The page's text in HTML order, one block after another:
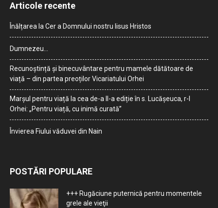
Articole recente
Înălțarea la Cer a Domnului nostru Iisus Hristos
Dumnezeu…
Recunoștință și binecuvântare pentru mamele dătătoare de
viață – din partea preoților Vicariatului Orhei
Marșul pentru viață la cea de-a II-a ediție în s. Lucășeuca, r-l
Orhei: „Pentru viață, cu inimă curată”
Învierea Fiului văduvei din Nain
POSTĂRI POPULARE
+++ Rugăciune puternică pentru momentele
grele ale vieţii